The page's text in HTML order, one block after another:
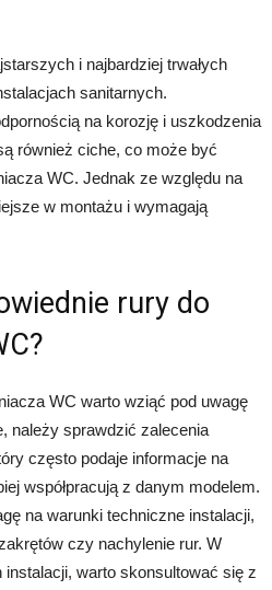
i najbardziej trwałych
sanitarnych.
na korozję i uszkodzenia
również ciche, co może być
WC. Jednak ze względu na
w montażu i wymagają
rury do
WC warto wziąć pod uwagę
należy sprawdzić zalecenia
często podaje informacje na
współpracują z danym modelem.
na warunki techniczne instalacji,
czy nachylenie rur. W
warto skonsultować się z